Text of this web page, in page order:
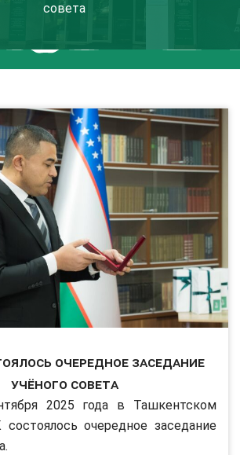
совета
очередное заседание
Учёного совета
2025 года в Ташкентском
очередное заседание